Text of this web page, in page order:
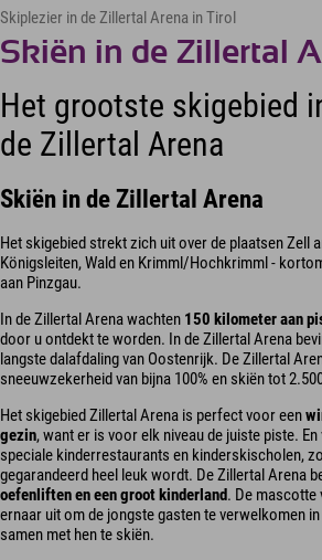
Skiplezier in de Zillertal Arena in Tirol
Skiën in de Zillertal
Het grootste skigebied
de Zillertal Arena
Skiën in de Zillertal Arena
Het skigebied strekt zich uit over de plaatsen Zell
Königsleiten, Wald en Krimml/Hochkrimml -
aan Pinzgau.
In de Zillertal Arena wachten 150 kilometer aan
door u ontdekt te worden. In de Zillertal Arena
langste dalafdaling van Oostenrijk. De Zillertal
sneeuwzekerheid van bijna 100% en skiën tot
Het skigebied Zillertal Arena is perfect voor een
gezin, want er is voor elk niveau de juiste piste.
speciale kinderrestaurants en kinderskischolen,
gegarandeerd heel leuk wordt. De Zillertal Arena
oefenliften en een groot kinderland. De mascotte
ernaar uit om de jongste gasten te verwelkomen
samen met hen te skiën.